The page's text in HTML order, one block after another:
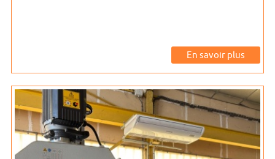
En savoir plus